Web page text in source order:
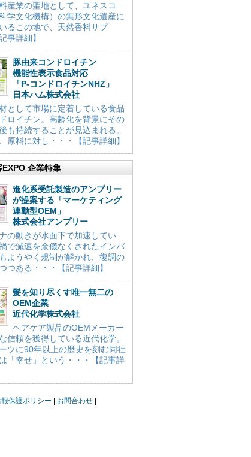
産業の聖地として、ユネスコ
学文化機構）の無形文化遺産に
るこの地で、天然香料サプ
事詳細】
豚由来コンドロイチン
機能性表示食品対応
「P-コンドロイチンNHZ」
日本ハム株式会社
として市場に定着している食品
ロイチン。高齢化を背景にその
も持続することが見込まれる。
原料に対し・・・【記事詳細】
EXPO 企業特集
進化系受託製造のアンプリー
が提案する「マーケティング
連動型OEM」
株式会社アンプリー
の動きが水面下で加速してい
で減速を余儀なくされたインバ
ようやく規制が解かれ、復調の
つある・・・【記事詳細】
髪を知り尽くす唯一無二の
OEM企業
近代化学株式会社
ヘアケア製品のOEMメーカー
信頼を獲得している近代化学。
ツに90年以上の歴史を刻む同社
「幸せ」という・・・【記事詳
保護ポリシー
お問合わせ